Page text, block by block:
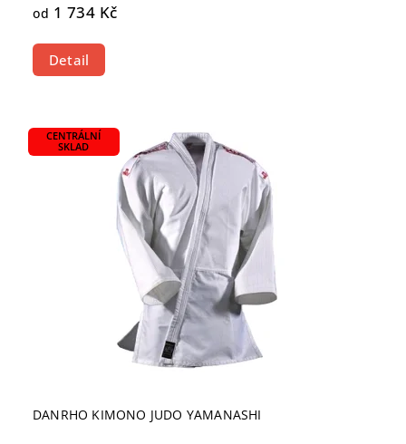
od 1 734 Kč
Detail
CENTRÁLNÍ
SKLAD
DANRHO KIMONO JUDO YAMANASHI